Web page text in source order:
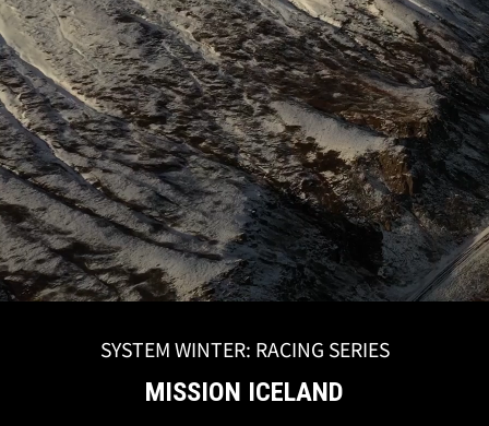
SYSTEM WINTER: RACING SERIES
MISSION ICELAND